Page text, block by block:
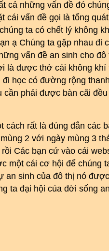
cả những vấn đề đó
cái vấn đề gọi là tổng
ta có chết lý không
ạ Chúng ta gặp nhau đi
vấn đề an sinh cho
là được thở cái không khí
học có đường rộng
phải được bàn cãi
cách rất là đúng đắn các
2 với ngày mùng 3
Các bạn cứ vào cái
một cái cơ hội để chúng
an sinh của đô thị nó
ta đại hội của đời sống